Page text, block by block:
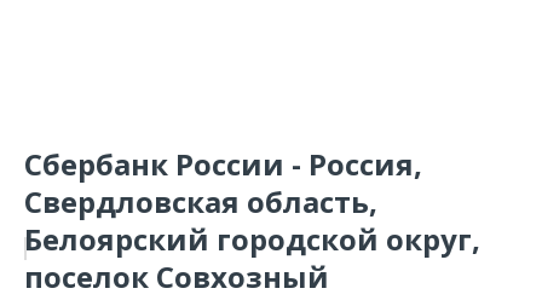
Сбербанк России - Россия,
Свердловская область,
Белоярский городской округ,
поселок Совхозный